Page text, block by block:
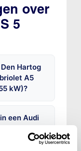
over
5
Hartog
A5
kW)?
een Audi